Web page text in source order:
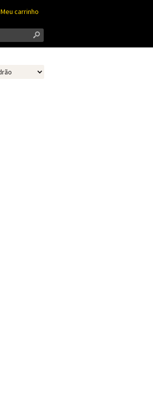
Meu carrinho
s